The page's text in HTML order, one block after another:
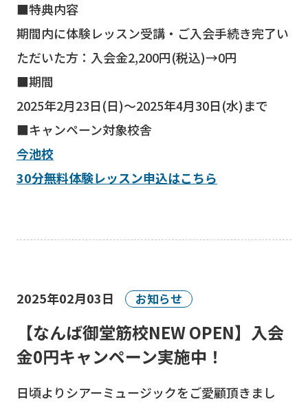
■特典内容
期間内に体験レッスン受講・ご入会手続き完了い
ただいた方：入会金2,200円(税込)→0円
■期間
2025年2月23日(日)～2025年4月30日(水)まで
■キャンペーン対象校舎
今池校
30分無料体験レッスン申込はこちら
2025年02月03日 お知らせ
【なんば御堂筋校NEW OPEN】入会
金0円キャンペーン実施中！
日頃よりシアーミュージックをご愛顧頂きまし